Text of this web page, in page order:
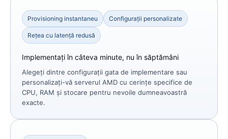
Provisioning instantaneu Configurații personalizate
Rețea cu latență redusă
Implementați în câteva minute, nu în săptămâni
Alegeți dintre configurații gata de implementare sau
personalizați-vă serverul AMD cu cerințe specifice de
CPU, RAM și stocare pentru nevoile dumneavoastră
exacte.